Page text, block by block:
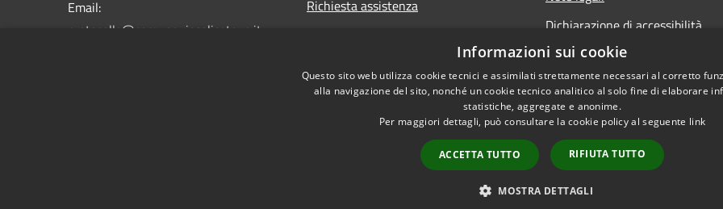
Email:
protocollo@comune.riosaliceto.re.it
Richiesta assistenza
Dichiarazione di accessibilità
Iscrizione newsletter Copyright © 2026 • Comune di
Informazioni sui cookie
Questo sito web utilizza cookie tecnici e assimilati strettamente necessari al corretto
alla navigazione del sito, nonché un cookie tecnico analitico al solo fine di elaborare
statistiche, aggregate e anonime.
Per maggiori dettagli, può consultare la cookie policy al seguente link
ACCETTA TUTTO RIFIUTA TUTTO
MOSTRA DETTAGLI